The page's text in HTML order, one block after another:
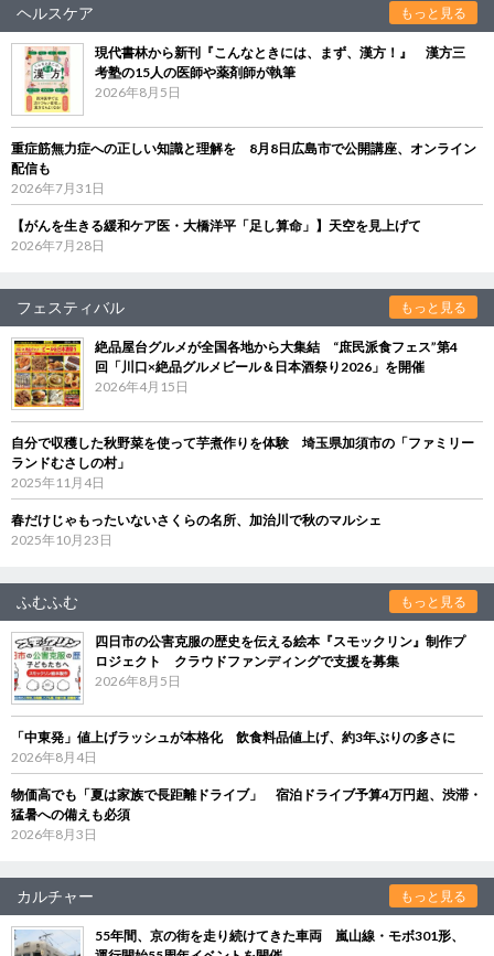
ヘルスケア もっと見る
現代書林から新刊『こんなときには、まず、漢方！』 漢方三
考塾の15人の医師や薬剤師が執筆
2026年8月5日
重症筋無力症への正しい知識と理解を 8月8日広島市で公開講座、オンライン
配信も
2026年7月31日
【がんを生きる緩和ケア医・大橋洋平「足し算命」】天空を見上げて
2026年7月28日
フェスティバル もっと見る
絶品屋台グルメが全国各地から大集結 “庶民派食フェス”第4
回「川口×絶品グルメビール＆日本酒祭り2026」を開催
2026年4月15日
自分で収穫した秋野菜を使って芋煮作りを体験 埼玉県加須市の「ファミリー
ランドむさしの村」
2025年11月4日
春だけじゃもったいないさくらの名所、加治川で秋のマルシェ
2025年10月23日
ふむふむ もっと見る
四日市の公害克服の歴史を伝える絵本『スモックリン』制作プ
ロジェクト クラウドファンディングで支援を募集
2026年8月5日
「中東発」値上げラッシュが本格化 飲食料品値上げ、約3年ぶりの多さに
2026年8月4日
物価高でも「夏は家族で長距離ドライブ」 宿泊ドライブ予算4万円超、渋滞・
猛暑への備えも必須
2026年8月3日
カルチャー もっと見る
55年間、京の街を走り続けてきた車両 嵐山線・モボ301形、